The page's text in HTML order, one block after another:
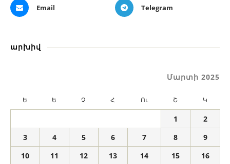
Email Telegram
արխիվ
Մարտի 2025
Ե Ե Չ Հ Ու Շ Կ
1
2
3
4 5 6 7 8
9
10
11 12 13 14 15
16